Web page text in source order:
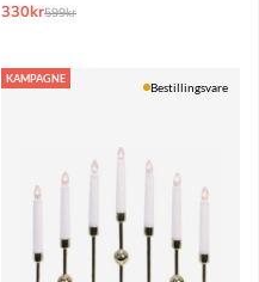
330krNormalpris:
599kr
KAMPAGNE
Bestillingsvare